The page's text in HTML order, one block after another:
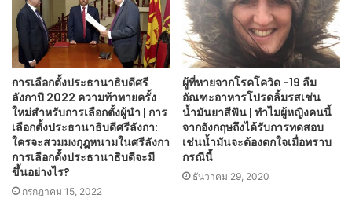
การเลือกตั้งประธานาธิบดีศรี
ลังกาปี 2022 ความท้าทายครั้ง
ใหม่สำหรับการเลือกตั้งผู้นำ | การ
เลือกตั้งประธานาธิบดีศรีลังกา:
ใครจะสวมมงกุฎหนามในศรีลังกา
การเลือกตั้งประธานาธิบดีจะมี
ขึ้นอย่างไร?
กรกฎาคม 15, 2022
ผู้ที่หายจากโรคโควิด -19 ลืม
อัณฑะอาหารโปรดลิ้มรสเช่น
น้ำมันยาสีฟัน | ทำไมผู้หญิงคนนี้
จากอังกฤษถึงได้รับการทดสอบ
เช่นน้ำมันจะต้องตกใจเมื่อทราบ
กรณีนี้
ธันวาคม 29, 2020